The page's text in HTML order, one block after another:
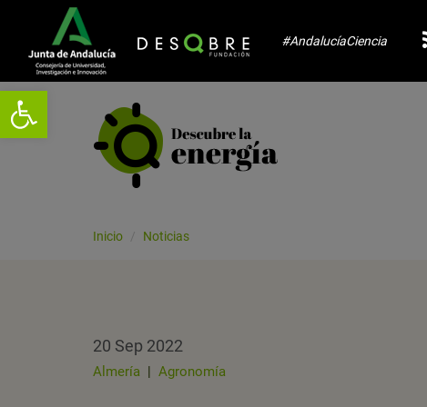
Abrir barra de herramientas
#AndalucíaCiencia
Inicio Noticias
20 Sep 2022
Almería | Agronomía